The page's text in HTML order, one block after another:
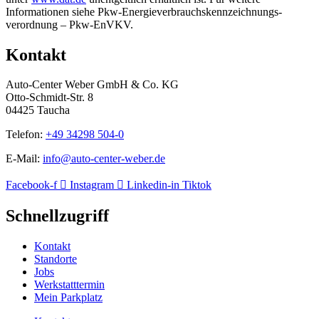
Informationen siehe Pkw-Energie­verbrauchs­kennzeichnungs­
verordnung – Pkw-EnVKV.
Kontakt
Auto-Center Weber GmbH & Co. KG
Otto-Schmidt-Str. 8
04425 Taucha
Telefon: +49 34298 504-0
E-Mail: info@auto-center-weber.de
Facebook-f Instagram Linkedin-in Tiktok
Schnellzugriff
Kontakt
Standorte
Jobs
Werkstatttermin
Mein Parkplatz